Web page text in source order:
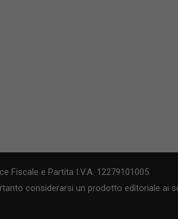
Fiscale e Partita I.V.A. 12279101005
considerarsi un prodotto editoriale ai